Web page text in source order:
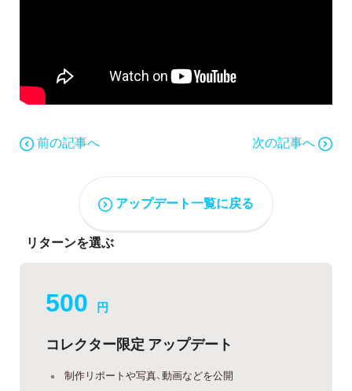
前の記事へ 次の記事へ
アップデート一覧に戻る
リターンを選ぶ
500 円
コレクター限定 アップデート
制作リポートや写真、動画などを公開